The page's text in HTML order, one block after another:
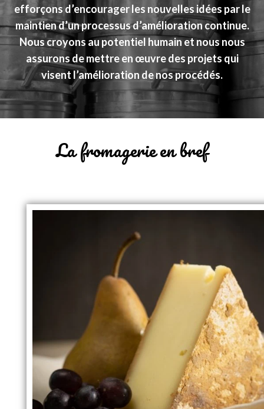
efforçons d’encourager les nouvelles idées par le
maintien d’un processus d’amélioration continue.
Nous croyons au potentiel humain et nous nous
assurons de mettre en œuvre des projets qui
visent l’amélioration de nos procédés.
La fromagerie en bref